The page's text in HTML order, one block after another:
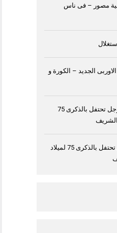
مصور – فى ناس
الجديد – الكورة و
جوجل تحتفل بالذكرى 75
الشريف
جوجل تحتفل بالذكرى 75 لميلاد